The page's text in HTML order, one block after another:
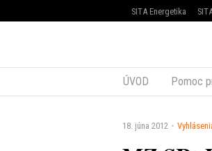
SITA Energetika
ÚVOD Pomoc
18. júna 2012